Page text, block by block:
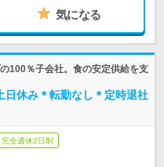
気になる
100％子会社。食の安定供給を支
日休み＊転勤なし＊定時退社
完全週休2日制